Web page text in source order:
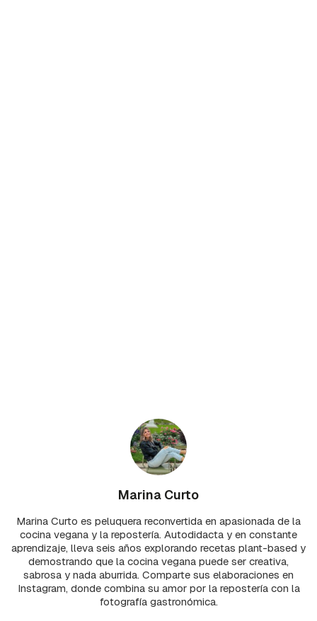
Marina Curto
Marina Curto es peluquera reconvertida en apasionada de la
cocina vegana y la repostería. Autodidacta y en constante
aprendizaje, lleva seis años explorando recetas plant-based y
demostrando que la cocina vegana puede ser creativa,
sabrosa y nada aburrida. Comparte sus elaboraciones en
Instagram, donde combina su amor por la repostería con la
fotografía gastronómica.